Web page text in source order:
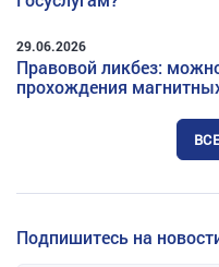
29.06.2026
Правовой ликбез:
прохождения
Подпишитесь на